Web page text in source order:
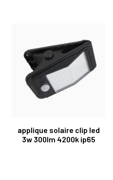
applique solaire clip led
3w 300lm 4200k ip65